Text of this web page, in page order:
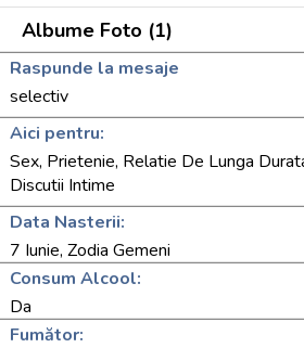
Albume Foto (1)
Raspunde la mesaje
selectiv
Aici pentru:
Sex, Prietenie, Relatie De Lunga
Discutii Intime
Data Nasterii:
7 Iunie, Zodia Gemeni
Consum Alcool:
Da
Fumător: